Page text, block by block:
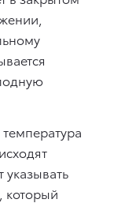
который